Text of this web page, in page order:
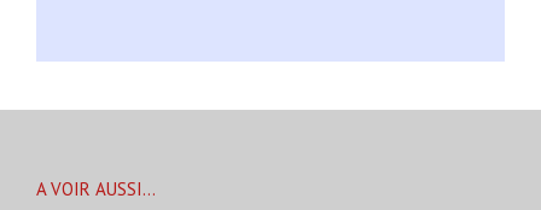
A VOIR AUSSI…